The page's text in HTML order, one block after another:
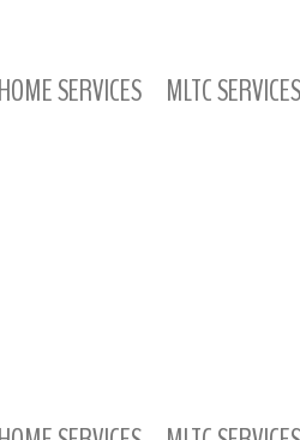
SERVICES MLTC SERVICES